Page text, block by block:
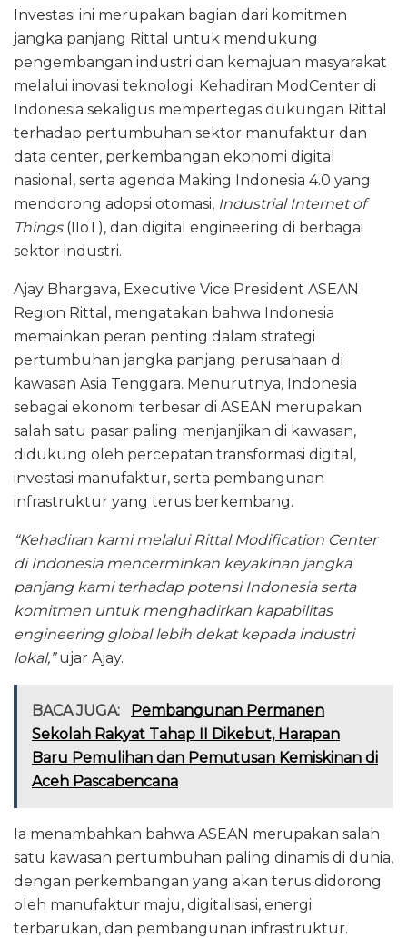
Investasi ini merupakan bagian dari komitmen
jangka panjang Rittal untuk mendukung
pengembangan industri dan kemajuan masyarakat
melalui inovasi teknologi. Kehadiran ModCenter di
Indonesia sekaligus mempertegas dukungan Rittal
terhadap pertumbuhan sektor manufaktur dan
data center, perkembangan ekonomi digital
nasional, serta agenda Making Indonesia 4.0 yang
mendorong adopsi otomasi, Industrial Internet of
Things(IIoT), dan digital engineering di berbagai
sektor industri.
Ajay Bhargava, Executive Vice President ASEAN
Region Rittal, mengatakan bahwa Indonesia
memainkan peran penting dalam strategi
pertumbuhan jangka panjang perusahaan di
kawasan Asia Tenggara. Menurutnya, Indonesia
sebagai ekonomi terbesar di ASEAN merupakan
salah satu pasar paling menjanjikan di kawasan,
didukung oleh percepatan transformasi digital,
investasi manufaktur, serta pembangunan
infrastruktur yang terus berkembang.
“Kehadiran kami melalui Rittal Modification Center
di Indonesia mencerminkan keyakinan jangka
panjang kami terhadap potensi Indonesia serta
komitmen untuk menghadirkan kapabilitas
engineering global lebih dekat kepada industri
lokal,”ujar Ajay.
BACA JUGA:
Pembangunan Permanen
Sekolah Rakyat Tahap II Dikebut, Harapan
Baru Pemulihan dan Pemutusan Kemiskinan di
Aceh Pascabencana
Ia menambahkan bahwa ASEAN merupakan salah
satu kawasan pertumbuhan paling dinamis di dunia,
dengan perkembangan yang akan terus didorong
oleh manufaktur maju, digitalisasi, energi
terbarukan, dan pembangunan infrastruktur.